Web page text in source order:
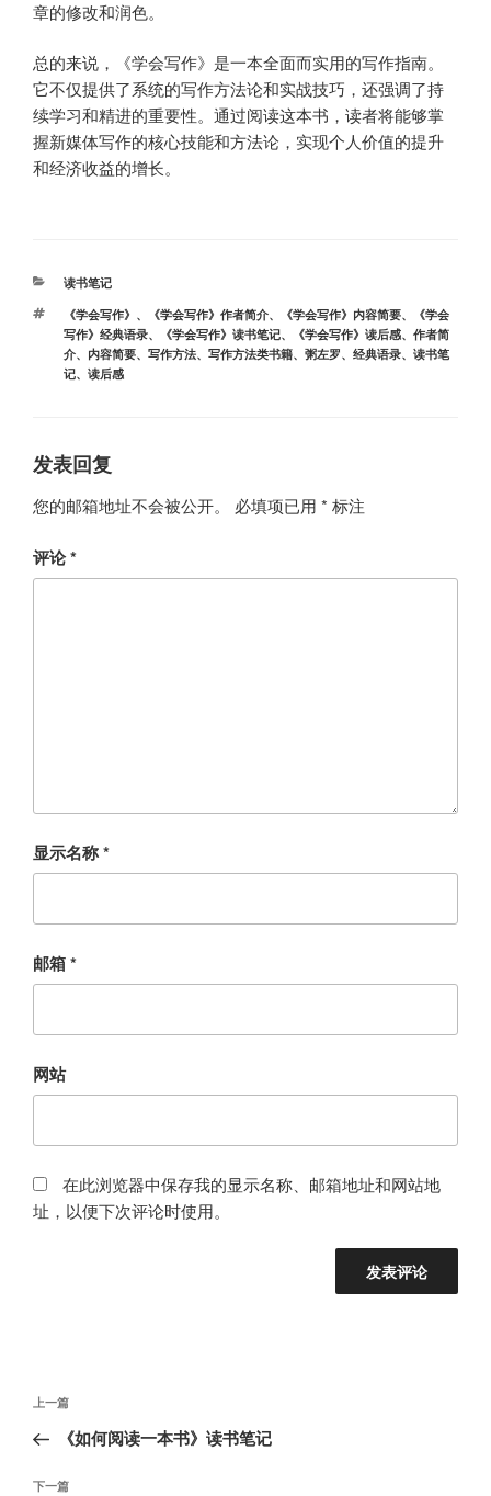
章的修改和润色。
总的来说，《学会写作》是一本全面而实用的写作指南。
它不仅提供了系统的写作方法论和实战技巧，还强调了持
续学习和精进的重要性。通过阅读这本书，读者将能够掌
握新媒体写作的核心技能和方法论，实现个人价值的提升
和经济收益的增长。
分
读书笔记
标
签
《学会写作》 、 《学会写作》作者简介、 《学会写作》内容简要、
《学会
写作》经典语录、 《学会写作》读书笔记、 《学会写作》读后感、 作者简
介、 内容简要、 写作方法、 写作方法类书籍、 粥左罗、 经典语录、 读书笔
记、 读后感
发表回复
您的邮箱地址不会被公开。 必填项已用 * 标注
评论*
显示名称*
邮箱*
网站
在此浏览器中保存我的显示名称、邮箱地址和网站地
址，以便下次评论时使用。
文
导
航
上
一
文
上一篇
《如何阅读一本书》读书笔记
下
下一篇